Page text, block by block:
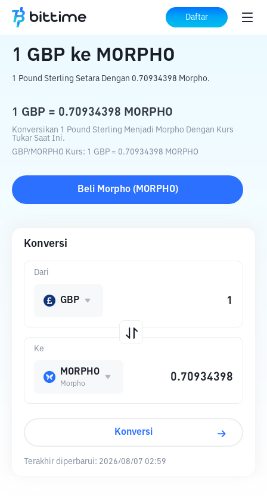
Daftar
Beranda Konverter Kripto ke MORPHO
1 GBP ke MORPHO
1 Pound Sterling Setara Dengan 0.70934398 Morpho.
1 GBP = 0.70934398 MORPHO
Konversikan 1 Pound Sterling Menjadi Morpho Dengan Kurs
Tukar Saat Ini.
GBP/MORPHO Kurs: 1 GBP = 0.70934398 MORPHO
Beli Morpho( MORPHO)
Konversi
Ke
MORPHO
Morpho
Dari
GBP
Konversi
Terakhir diperbarui: 2026/08/07 02:59